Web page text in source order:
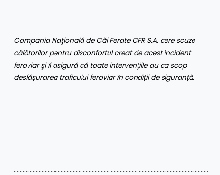
Compania Naţională de Căi Ferate CFR S.A. cere scuze
călătorilor pentru disconfortul creat de acest incident
feroviar şi îi asigură că toate intervenţiile au ca scop
desfășurarea traficului feroviar în condiții de siguranță.
……………………………………………………………………………………………………………………